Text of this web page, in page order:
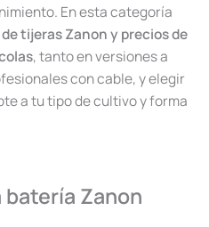
En esta categoría
tijeras Zanon y precios de
, tanto en versiones a
con cable, y elegir
a tu tipo de cultivo y forma
Zanon